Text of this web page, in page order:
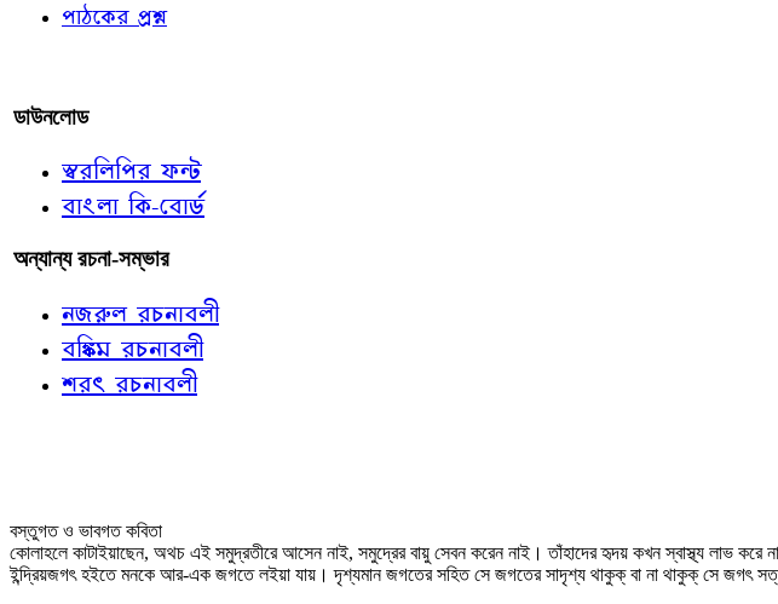
পাঠকের প্রশ্ন
ডাউনলোড
স্বরলিপির ফন্ট
বাংলা কি-বোর্ড
অন্যান্য রচনা-সম্ভার
নজরুল রচনাবলী
বঙ্কিম রচনাবলী
শরৎ রচনাবলী
বস্তুগত ও ভাবগত কবিতা
কোলাহলে কাটাইয়াছেন, অথচ এই সমুদ্রতীরে আসেন নাই, সমুদ্রের বায়ু সেবন করেন নাই। তাঁহাদের হৃদয় কখন স্বাস্থ্য লাভ
ইন্দ্রিয়জগৎ হইতে মনকে আর-এক জগতে লইয়া যায়। দৃশ্যমান জগতের সহিত সে জগতের সাদৃশ্য থাকুক্‌ বা না থাকুক্‌ সে জগৎ